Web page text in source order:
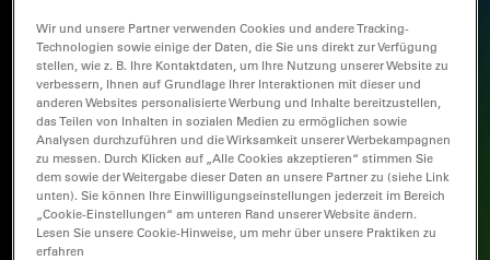
entdecken Sie die Grundlagen der Mikroskopie ebenso
wie High-End-Technologien. Werden Sie Teil der
Science Lab Community und teilen Sie Ihr Fachwissen.
Wir und unsere Partner verwenden Cookies und andere Tracking-
Technologien sowie einige der Daten, die Sie uns direkt zur Verfügung
stellen, wie z. B. Ihre Kontaktdaten, um Ihre Nutzung unserer Website zu
verbessern, Ihnen auf Grundlage Ihrer Interaktionen mit dieser und
anderen Websites personalisierte Werbung und Inhalte bereitzustellen,
das Teilen von Inhalten in sozialen Medien zu ermöglichen sowie
Analysen durchzuführen und die Wirksamkeit unserer Werbekampagnen
zu messen. Durch Klicken auf „Alle Cookies akzeptieren“ stimmen Sie
dem sowie der Weitergabe dieser Daten an unsere Partner zu (siehe Link
unten). Sie können Ihre Einwilligungseinstellungen jederzeit im Bereich
„Cookie-Einstellungen“ am unteren Rand unserer Website ändern.
Lesen Sie unsere Cookie-Hinweise, um mehr über unsere Praktiken zu
erfahren